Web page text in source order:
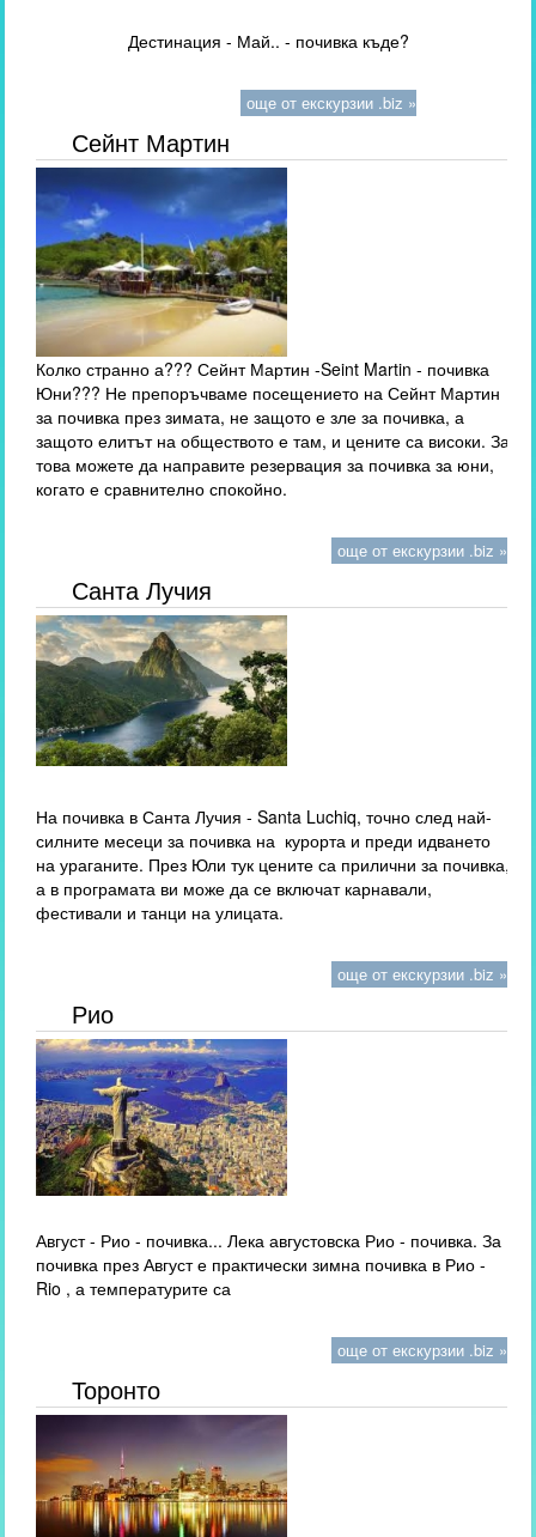
Дестинация - Май.. - почивка къде?
още от екскурзии .biz »
Сейнт Мартин
Колко странно а??? Сейнт Мартин -Seint Martin - почивка
Юни??? Не препоръчваме посещението на Сейнт Мартин
за почивка през зимата, не защото е зле за почивка, а
защото елитът на обществото е там, и цените са високи. За
това можете да направите резервация за почивка за юни,
когато е сравнително спокойно.
още от екскурзии .biz »
Санта Лучия
На почивка в Санта Лучия - Santa Luchiq, точно след най-
силните месеци за почивка на курорта и преди идването
на ураганите. През Юли тук цените са прилични за почивка,
а в програмата ви може да се включат карнавали,
фестивали и танци на улицата.
още от екскурзии .biz »
Рио
Август - Рио - почивка... Лека августовска Рио - почивка. За
почивка през Август е практически зимна почивка в Рио -
Rio , а температурите са
още от екскурзии .biz »
Торонто